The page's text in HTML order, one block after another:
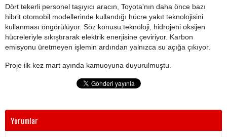
Dört tekerli personel taşıyıcı aracın, Toyota'nın daha önce bazı
hibrit otomobil modellerinde kullandığı hücre yakıt teknolojisini
kullanması öngörülüyor. Söz konusu teknoloji, hidrojeni oksijen
hücreleriyle sıkıştırarak elektrik enerjisine çeviriyor. Karbon
emisyonu üretmeyen işlemin ardından yalnızca su açığa çıkıyor.
Proje ilk kez mart ayında kamuoyuna duyurulmuştu.
Yorumlar